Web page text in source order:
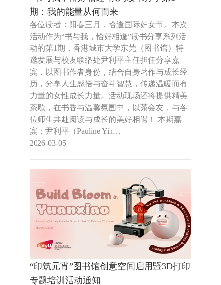
期：我的能量从何而来
各位读者：阳春三月，恰逢国际妇女节。本次
活动作为“书与我，恰好相逢”读书分享系列活
动的第1期，香港城市大学东莞（图书馆）特
邀发展与校友联络处尹利平主任担任分享嘉
宾，以图书作者身份，结合自身著作与成长经
历，分享人生感悟与奋斗智慧，传递温暖而有
力量的女性成长力量。活动现场还将提供精美
茶歇，在书香与温馨氛围中，以茶会友，与各
位师生共赴阅读与成长的美好相遇！ 本期嘉
宾：尹利平（Pauline Yin…
2026-03-05
“印筑元宵”图书馆创意空间启用暨3D打印
专题培训活动通知